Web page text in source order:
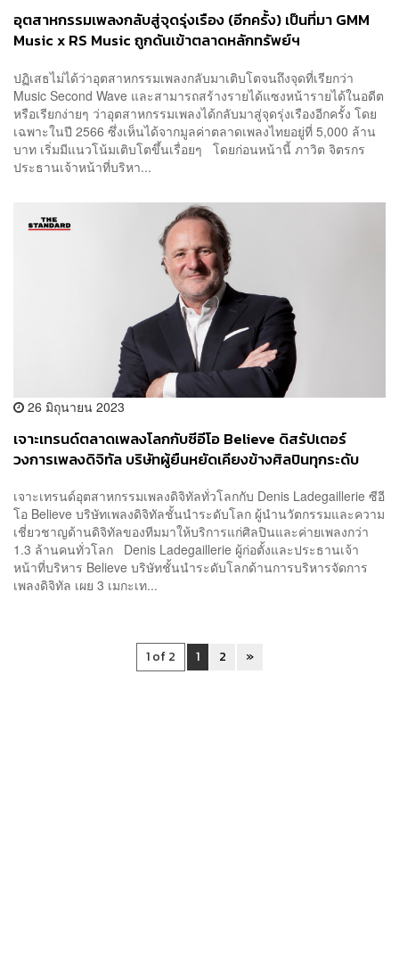
อุตสาหกรรมเพลงกลับสู่จุดรุ่งเรือง (อีกครั้ง) เป็นที่มา GMM
Music x RS Music ถูกดันเข้าตลาดหลักทรัพย์ฯ
ปฏิเสธไม่ได้ว่าอุตสาหกรรมเพลงกลับมาเติบโตจนถึงจุดที่เรียกว่า
Music Second Wave และสามารถสร้างรายได้แซงหน้ารายได้ในอดีต
หรือเรียกง่ายๆ ว่าอุตสาหกรรมเพลงได้กลับมาสู่จุดรุ่งเรืองอีกครั้ง โดย
เฉพาะในปี 2566 ซึ่งเห็นได้จากมูลค่าตลาดเพลงไทยอยู่ที่ 5,000 ล้าน
บาท เริ่มมีแนวโน้มเติบโตขึ้นเรื่อยๆ โดยก่อนหน้านี้ ภาวิต จิตรกร
ประธานเจ้าหน้าที่บริหา...
26 มิถุนายน 2023
เจาะเทรนด์ตลาดเพลงโลกกับซีอีโอ Believe ดิสรัปเตอร์
วงการเพลงดิจิทัล บริษัทผู้ยืนหยัดเคียงข้างศิลปินทุกระดับ
เจาะเทรนด์อุตสาหกรรมเพลงดิจิทัลทั่วโลกกับ Denis Ladegaillerie ซีอี
โอ Believe บริษัทเพลงดิจิทัลชั้นนำระดับโลก ผู้นำนวัตกรรมและความ
เชี่ยวชาญด้านดิจิทัลของทีมมาให้บริการแก่ศิลปินและค่ายเพลงกว่า
1.3 ล้านคนทั่วโลก Denis Ladegaillerie ผู้ก่อตั้งและประธานเจ้า
หน้าที่บริหาร Believe บริษัทชั้นนำระดับโลกด้านการบริหารจัดการ
เพลงดิจิทัล เผย 3 เมกะเท...
1 of 2 1 2 »